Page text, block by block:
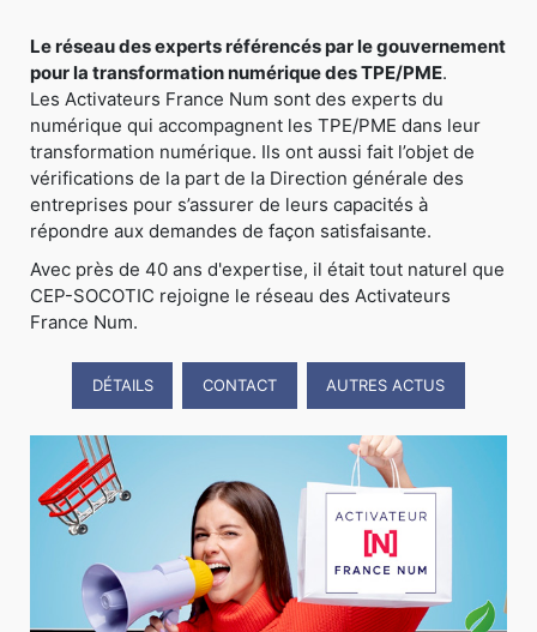
Le réseau des experts référencés par le gouvernement
pour la transformation numérique des TPE/PME.
Les Activateurs France Num sont des experts du
numérique qui accompagnent les TPE/PME dans leur
transformation numérique. Ils ont aussi fait l’objet de
vérifications de la part de la Direction générale des
entreprises pour s’assurer de leurs capacités à
répondre aux demandes de façon satisfaisante.
Avec près de 40 ans d'expertise, il était tout naturel que
CEP-SOCOTIC rejoigne le réseau des Activateurs
France Num.
DÉTAILS CONTACT AUTRES ACTUS